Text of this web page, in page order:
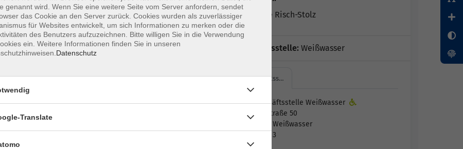
Leipzig Dr. Marianne Risch-Stolz.
Marianne Risch-Stolz
Geschäftsstelle: Weißwasser
Geschäftss…
Geschäftsstelle Weißwasser
Jahnstraße 50
02943 Weißwasser
Raum 3
genannt wird. Wenn Sie eine weitere Seite vom Server anfordern, sendet
das Cookie an den Server zurück. Cookies wurden als zuverlässiger
für Websites entwickelt, um sich Informationen zu merken oder die
des Benutzers aufzuzeichnen. Bitte willigen Sie in die Verwendung
ein. Weitere Informationen finden Sie in unseren
Datenschutz
Translate